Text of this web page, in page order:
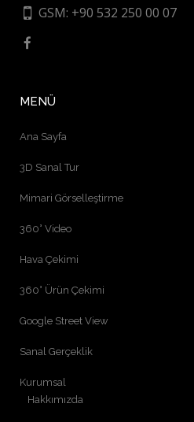
GSM: +90 532 250 00 07
MENÜ
Ana Sayfa
3D Sanal Tur
Mimari Görselleştirme
360° Video
Hava Çekimi
360° Ürün Çekimi
Google Street View
Sanal Gerçeklik
Kurumsal
Hakkımızda